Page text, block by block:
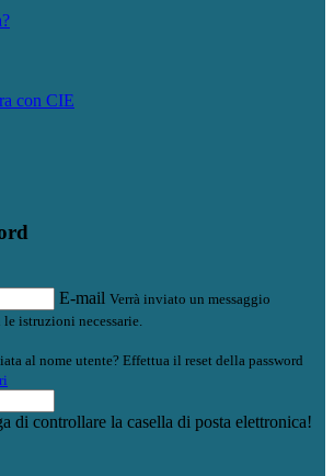
con CIE
E-mail Verrà inviato un messaggio
istruzioni necessarie.
al nome utente? Effettua il reset della password
di controllare la casella di posta elettronica!